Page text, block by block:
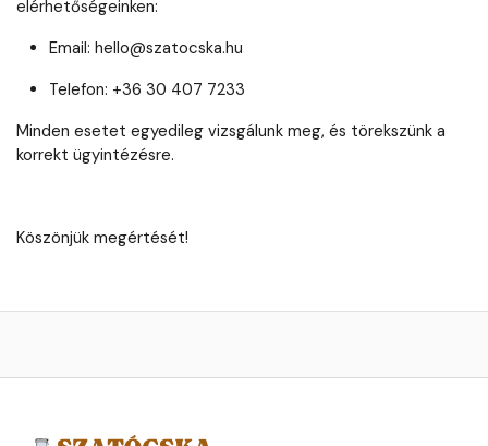
elérhetőségeinken:
Email: hello@szatocska.hu
Telefon: +36 30 407 7233
Minden esetet egyedileg vizsgálunk meg, és törekszünk a
korrekt ügyintézésre.
Köszönjük megértését!